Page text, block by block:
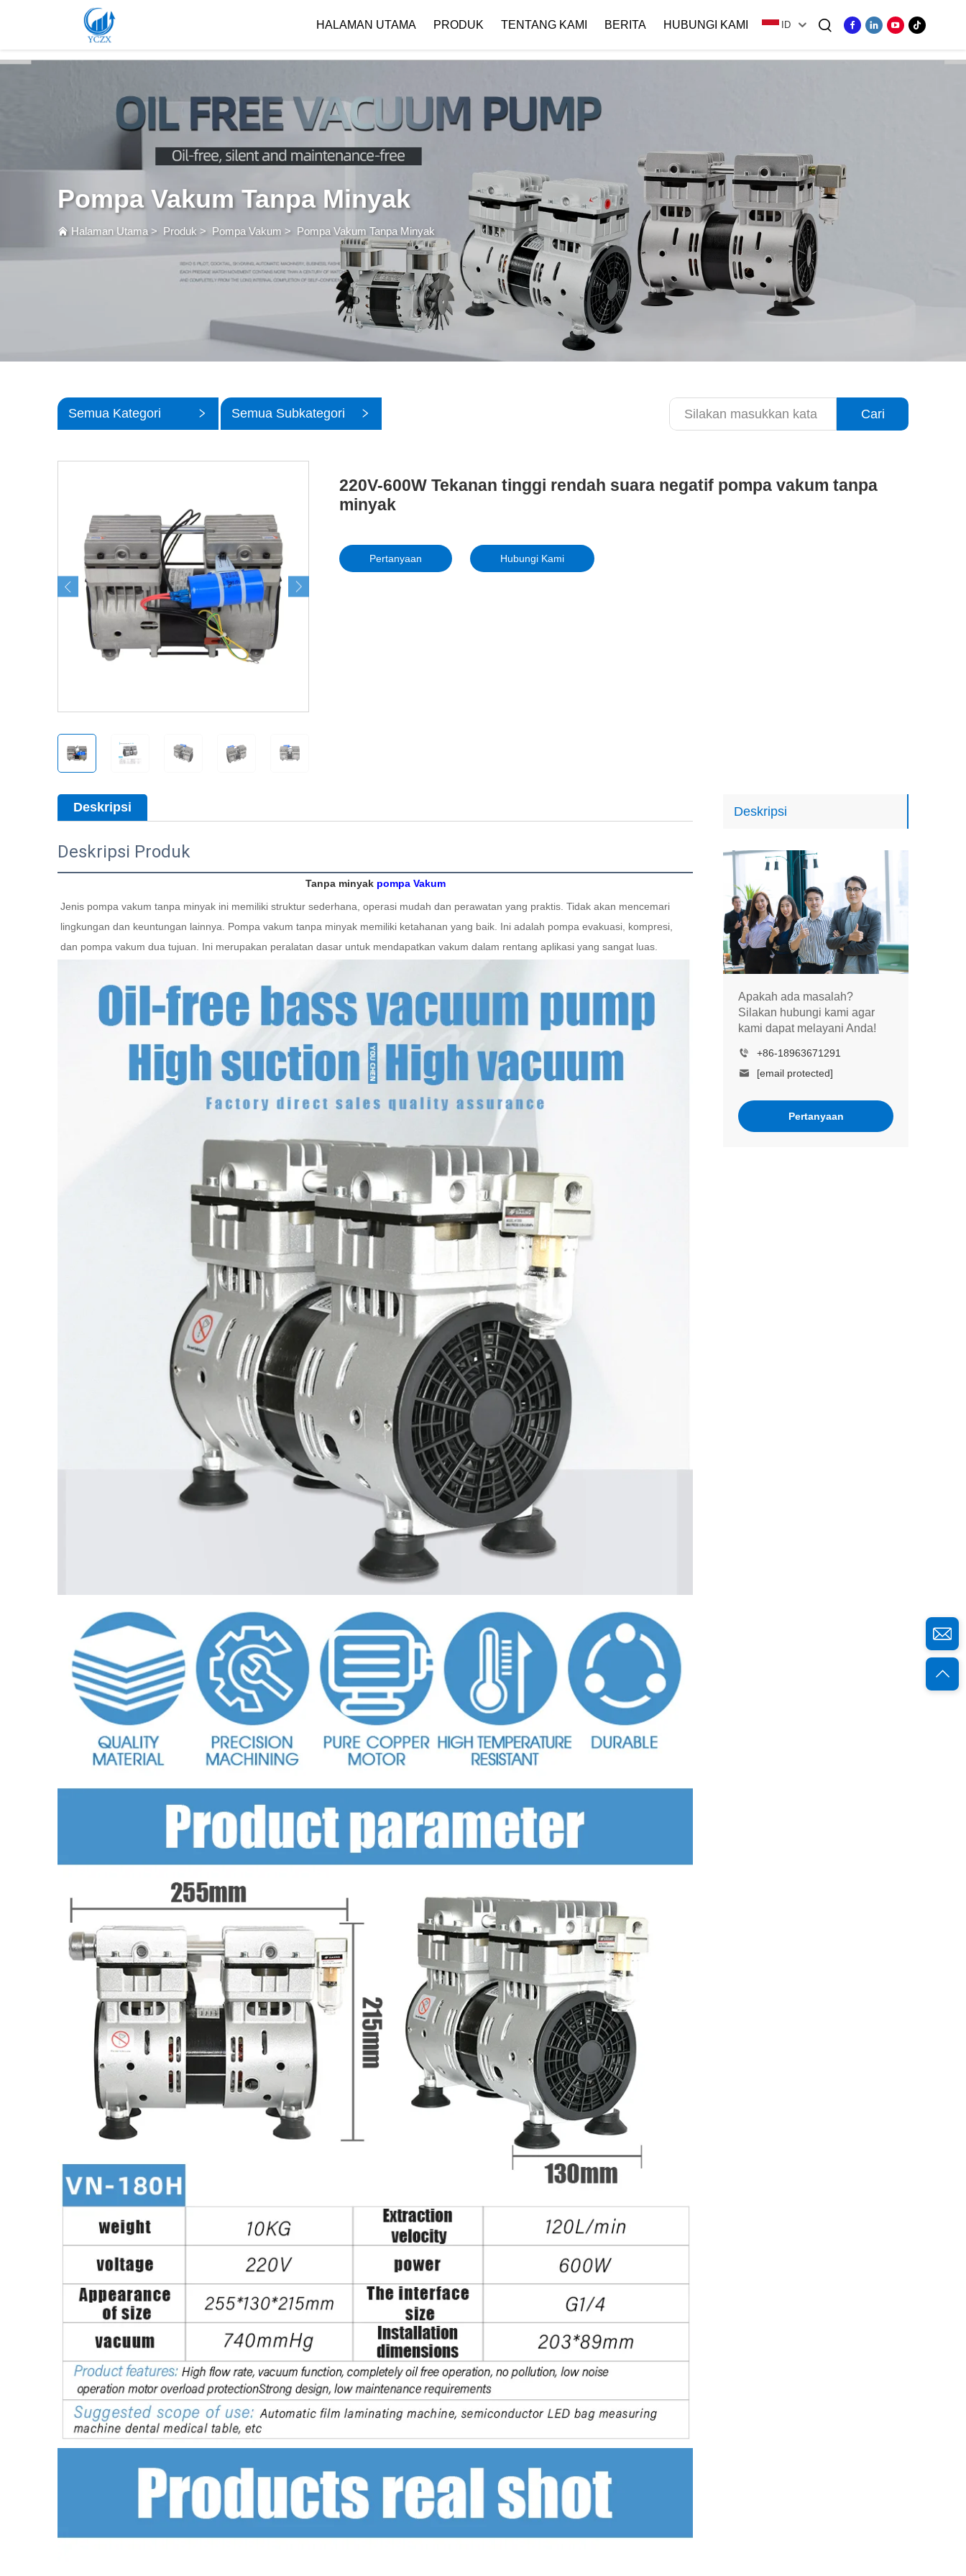
var images = document.getElementsByTagName('img'); for (var i = 0; i < images.length; i++) { if (!images[i].getAttribute('alt')) { images[i].setAttribute('alt', ''); } }
HALAMAN UTAMA PRODUK TENTANG KAMI BERITA HUBUNGI KAMI ID
Pompa Vakum Tanpa Minyak
Halaman Utama> Produk > Pompa Vakum > Pompa Vakum Tanpa Minyak
Semua Kategori Semua Subkategori Cari
220V-600W Tekanan tinggi rendah suara negatif pompa vakum tanpa
minyak
Pertanyaan Hubungi Kami
Deskripsi
Apakah ada masalah?
Silakan hubungi kami agar
kami dapat melayani Anda!
+86-18963671291
[email protected]
Pertanyaan
Deskripsi
Deskripsi Produk
Tanpa minyak pompa Vakum
Jenis pompa vakum tanpa minyak ini memiliki struktur sederhana, operasi mudah dan perawatan yang praktis. Tidak akan mencemari
lingkungan dan keuntungan lainnya. Pompa vakum tanpa minyak memiliki ketahanan yang baik. Ini adalah pompa evakuasi, kompresi,
dan pompa vakum dua tujuan. Ini merupakan peralatan dasar untuk mendapatkan vakum dalam rentang aplikasi yang sangat luas.